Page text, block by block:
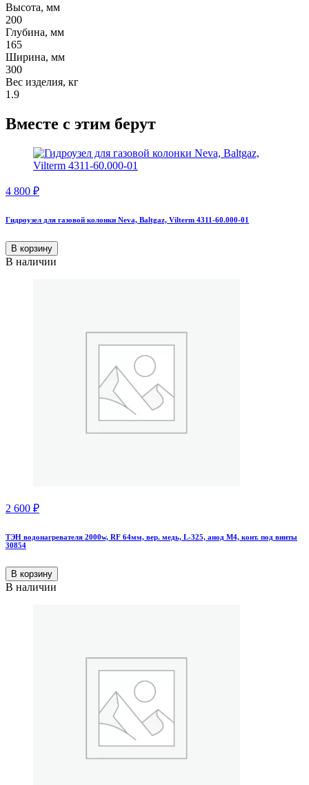
Высота, мм
200
Глубина, мм
165
Ширина, мм
300
Вес изделия, кг
1.9
Вместе с этим берут
4 800 ₽
Гидроузел для газовой колонки Neva, Baltgaz, Vilterm 4311-60.000-01
В корзину
В наличии
2 600 ₽
ТЭН водонагревателя 2000w, RF 64мм, вер. медь, L-325, анод М4, конт. под винты
30854
В корзину
В наличии